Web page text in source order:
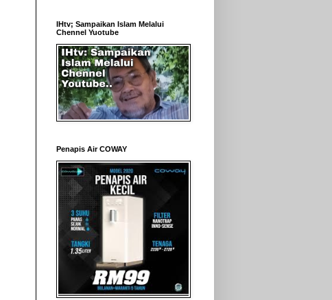
IHtv; Sampaikan Islam Melalui
Chennel Yuotube
Penapis Air COWAY